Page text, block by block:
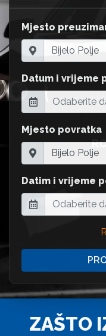
Mjesto
Datum i vrijeme
Mjesto povratka
Datim i vrijeme
ZAŠTO